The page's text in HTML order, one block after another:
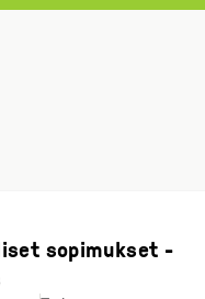
sopimukset -